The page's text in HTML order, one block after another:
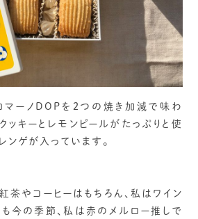
マーノDOPを２つの焼き加減で味わ
ッキーとレモンピールがたっぷりと使
ンゲが入っています。
茶やコーヒーはもちろん、私はワイン
今の季節、私は赤のメルロー推しで